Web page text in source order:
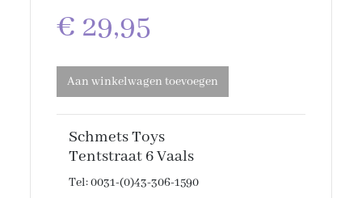
€ 29,95
Aan winkelwagen toevoegen
Schmets Toys
Tentstraat 6 Vaals
Tel: 0031-(0)43-306-1590